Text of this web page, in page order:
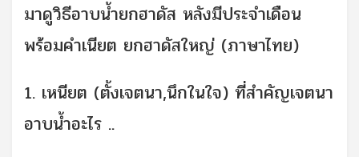
มาดูวิธีอาบน้ำยกฮาดัส หลังมีประจำเดือน
พร้อมคําเนียต ยกฮาดัสใหญ่ (ภาษาไทย)
1. เหนียต (ตั้งเจตนา,นึกในใจ) ที่สำคัญเจตนา
อาบน้ำอะไร ..